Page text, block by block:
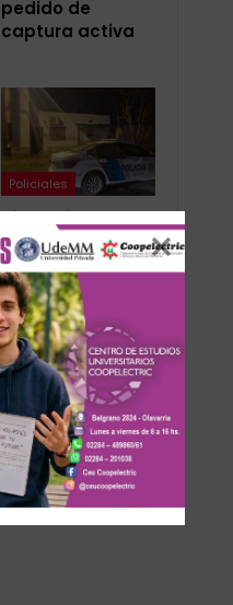
pedido de
captura activa
Policiales
Violencia de
género: Buscan
al hombre que
golpeó a una
mujer, una niña y
provocó el…